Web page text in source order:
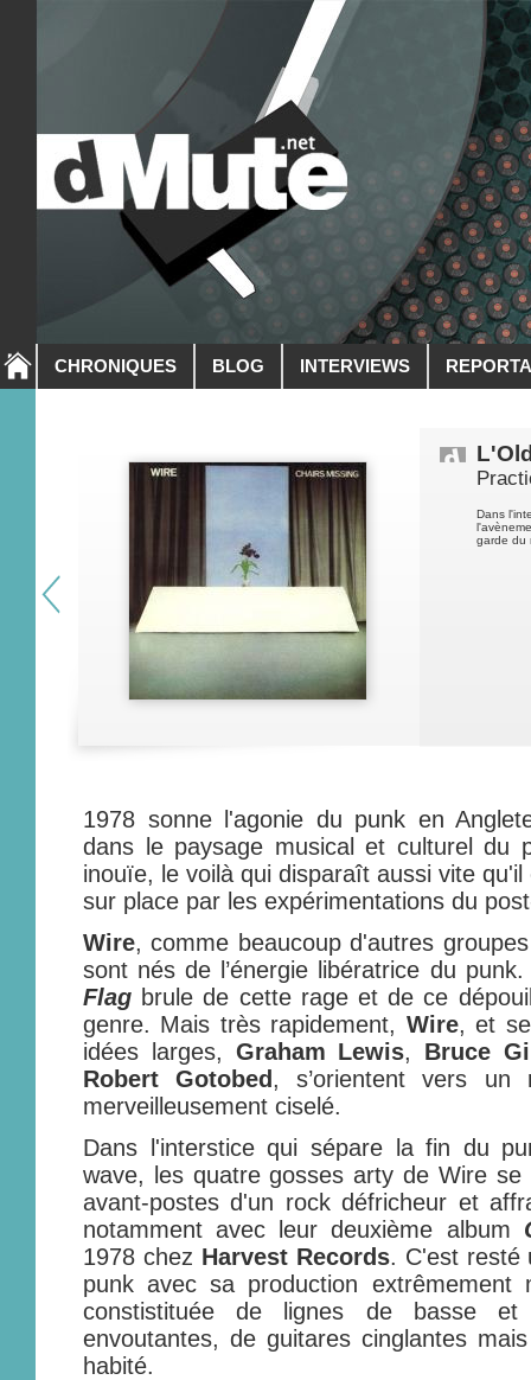
CHRONIQUES BLOG INTERVIEWS
Dans
garde du
1978 sonne l'agonie du punk en
dans le paysage musical et culturel du
inouïe, le voilà qui disparaît aussi vite
sur place par les expérimentations du
Wire, comme beaucoup d'autres
sont nés de l’énergie libératrice du
Flag brule de cette rage et de ce
genre. Mais très rapidement, Wire, et
idées larges, Graham Lewis, Bruce
Robert Gotobed , s’orientent vers un
merveilleusement ciselé.
Dans l'interstice qui sépare la fin du
wave, les quatre gosses arty de Wire se
avant-postes d'un rock défricheur et
notamment avec leur deuxième album
1978 chez Harvest Records. C'est resté
punk avec sa production extrêmement
constistituée de lignes de basse
envoutantes, de guitares cinglantes
habité.